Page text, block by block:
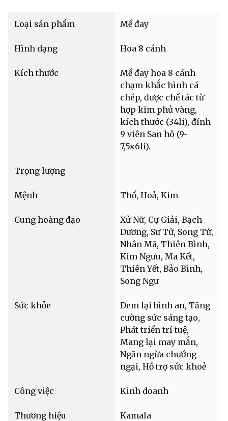
Loại sản phẩm Mề đay
Hình dạng Hoa 8 cánh
Kích thước
Mề đay hoa 8 cánh
chạm khắc hình cá
chép, được chế tác từ
hợp kim phủ vàng,
kích thước (34li), đính
9 viên San hô (9-
7,5x6li).
Trọng lượng
Mệnh Thổ, Hoả, Kim
Cung hoàng đạo
Xử Nữ, Cự Giải, Bạch
Dương, Sư Tử, Song Tử,
Nhân Mã, Thiên Bình,
Kim Ngưu, Ma Kết,
Thiên Yết, Bảo Bình,
Song Ngư
Sức khỏe
Đem lại bình an, Tăng
cường sức sáng tạo,
Phát triển trí tuệ,
Mang lại may mắn,
Ngăn ngừa chướng
ngại, Hỗ trợ sức khoẻ
Công việc Kinh doanh
Thương hiệu Kamala